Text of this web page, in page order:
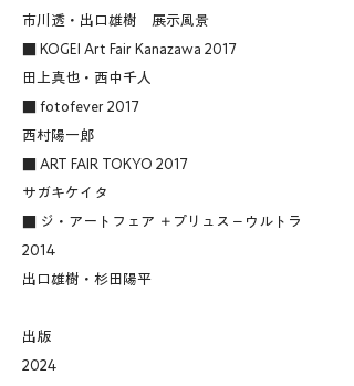
市川透・出口雄樹 展示風景
■ KOGEI Art Fair Kanazawa 2017
田上真也・西中千人
■ fotofever 2017
西村陽一郎
■ ART FAIR TOKYO 2017
サガキケイタ
■ ジ・アートフェア ＋プリュス－ウルトラ
2014
出口雄樹・杉田陽平
出版
2024